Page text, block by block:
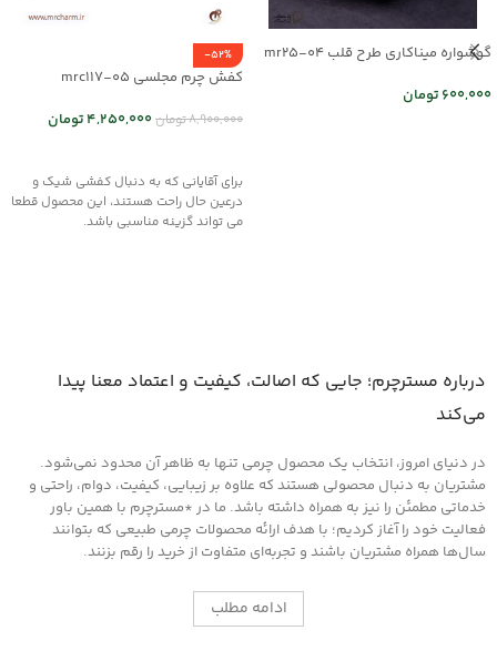
گوشواره میناکاری طرح قلب mr25-04
600,000 تومان
-52%
کفش چرم مجلسی mrc117-05
8,900,000تومان4,250,000تومان
برای آقایانی که به دنبال کفشی شیک و
درعین حال راحت هستند، این محصول قطعا
می تواند گزینه مناسبی باشد.
درباره مسترچرم؛ جایی که اصالت، کیفیت و اعتماد معنا پیدا
می‌کند
در دنیای امروز، انتخاب یک محصول چرمی تنها به ظاهر آن محدود نمی‌شود.
مشتریان به دنبال محصولی هستند که علاوه بر زیبایی، کیفیت، دوام، راحتی و
خدماتی مطمئن را نیز به همراه داشته باشد. ما در *مسترچرم با همین باور
فعالیت خود را آغاز کردیم؛ با هدف ارائه محصولات چرمی طبیعی که بتوانند
سال‌ها همراه مشتریان باشند و تجربه‌ای متفاوت از خرید را رقم بزنند.
ادامه مطلب